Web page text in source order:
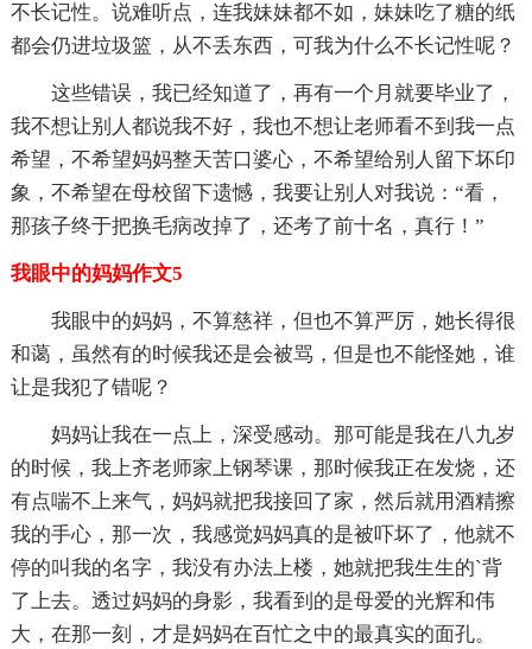
不长记性。说难听点，连我妹妹都不如，妹妹吃了糖的纸
都会仍进垃圾篮，从不丢东西，可我为什么不长记性呢？
这些错误，我已经知道了，再有一个月就要毕业了，
我不想让别人都说我不好，我也不想让老师看不到我一点
希望，不希望妈妈整天苦口婆心，不希望给别人留下坏印
象，不希望在母校留下遗憾，我要让别人对我说：“看，
那孩子终于把换毛病改掉了，还考了前十名，真行！”
我眼中的妈妈作文5
我眼中的妈妈，不算慈祥，但也不算严厉，她长得很
和蔼，虽然有的时候我还是会被骂，但是也不能怪她，谁
让是我犯了错呢？
妈妈让我在一点上，深受感动。那可能是我在八九岁
的时候，我上齐老师家上钢琴课，那时候我正在发烧，还
有点喘不上来气，妈妈就把我接回了家，然后就用酒精擦
我的手心，那一次，我感觉妈妈真的是被吓坏了，他就不
停的叫我的名字，我没有办法上楼，她就把我生生的`背
了上去。透过妈妈的身影，我看到的是母爱的光辉和伟
大，在那一刻，才是妈妈在百忙之中的最真实的面孔。